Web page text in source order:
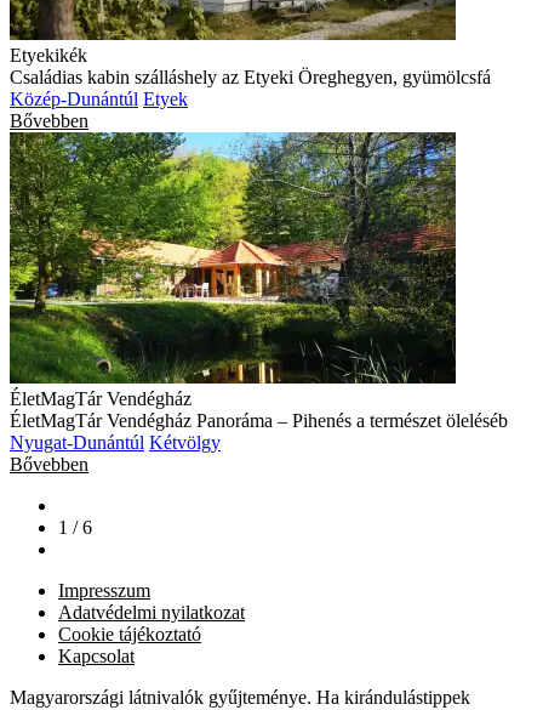
Etyekikék
Családias kabin szálláshely az Etyeki Öreghegyen, gyümölcsfá
Közép-Dunántúl Etyek
Bővebben
ÉletMagTár Vendégház
ÉletMagTár Vendégház Panoráma – Pihenés a természet öleléséb
Nyugat-Dunántúl Kétvölgy
Bővebben
1 / 6
Impresszum
Adatvédelmi nyilatkozat
Cookie tájékoztató
Kapcsolat
Magyarországi látnivalók gyűjteménye. Ha kirándulástippek